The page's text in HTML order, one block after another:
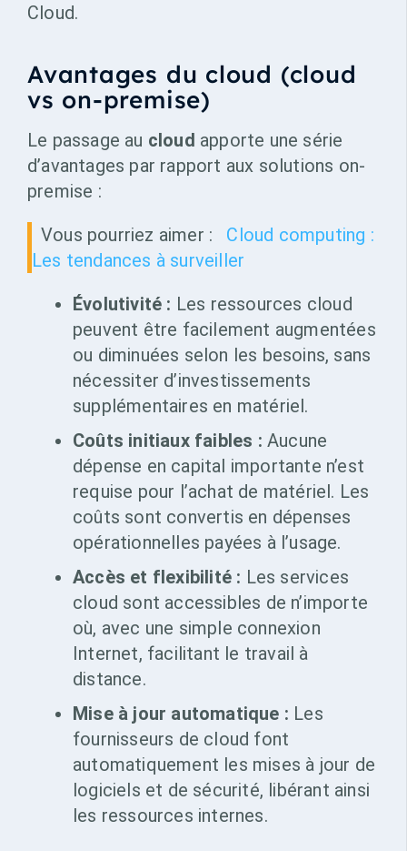
Cloud.
Avantages du cloud (cloud
vs on-premise)
Le passage au cloud apporte une série
d’avantages par rapport aux solutions on-
premise :
Vous pourriez aimer :
Cloud computing :
Les tendances à surveiller
Évolutivité : Les ressources cloud
peuvent être facilement augmentées
ou diminuées selon les besoins, sans
nécessiter d’investissements
supplémentaires en matériel.
Coûts initiaux faibles : Aucune
dépense en capital importante n’est
requise pour l’achat de matériel. Les
coûts sont convertis en dépenses
opérationnelles payées à l’usage.
Accès et flexibilité : Les services
cloud sont accessibles de n’importe
où, avec une simple connexion
Internet, facilitant le travail à
distance.
Mise à jour automatique : Les
fournisseurs de cloud font
automatiquement les mises à jour de
logiciels et de sécurité, libérant ainsi
les ressources internes.